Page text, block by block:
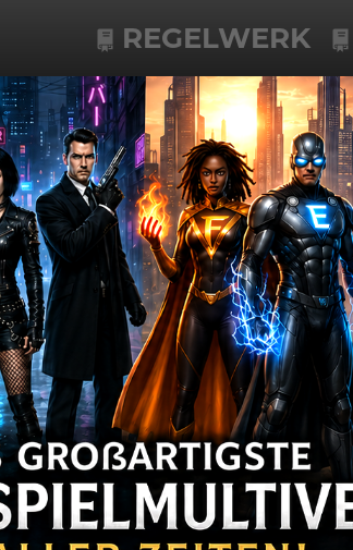
REGELWERK